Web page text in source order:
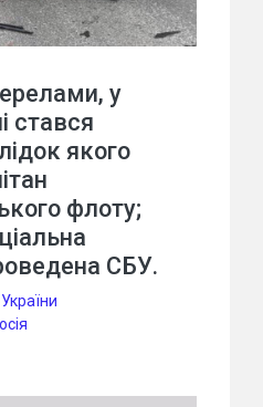
у
стався
якого
флоту;
СБУ.